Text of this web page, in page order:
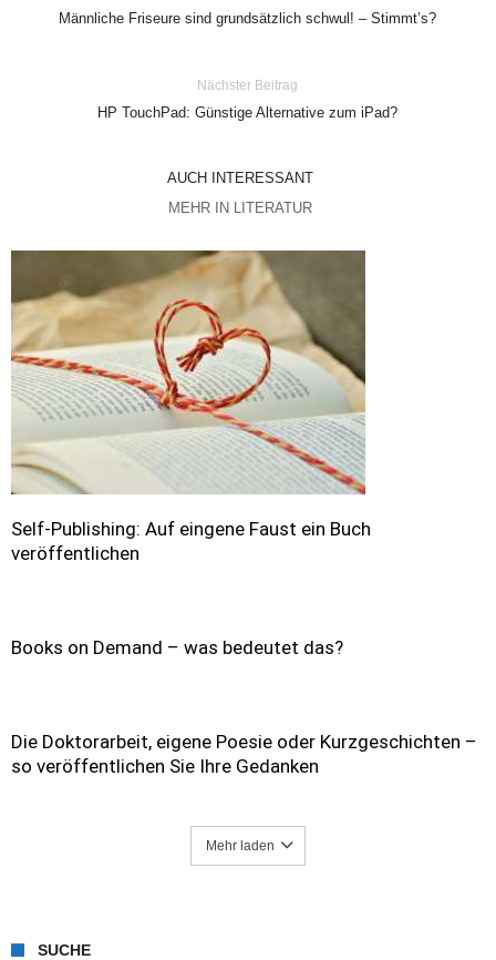
Männliche Friseure sind grundsätzlich schwul! – Stimmt’s?
Nächster Beitrag
HP TouchPad: Günstige Alternative zum iPad?
AUCH INTERESSANT
MEHR IN LITERATUR
Self-Publishing: Auf eingene Faust ein Buch
veröffentlichen
Books on Demand – was bedeutet das?
Die Doktorarbeit, eigene Poesie oder Kurzgeschichten –
so veröffentlichen Sie Ihre Gedanken
Mehr laden
SUCHE